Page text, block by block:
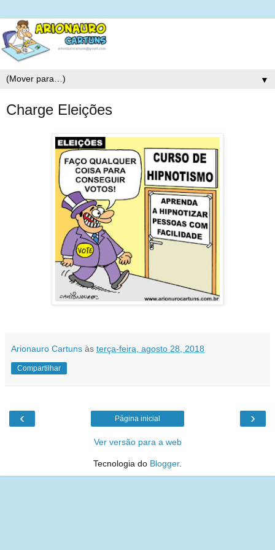
▼
Charge Eleições
Arionauro Cartuns às terça-feira, agosto 28, 2018
Compartilhar
‹ ›
Página inicial
Ver versão para a web
Tecnologia do Blogger.